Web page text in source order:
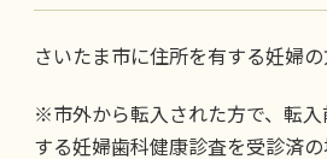
さいたま市に住所を有する妊婦
※市外から転入された方で、転
する妊婦歯科健康診査を受診済